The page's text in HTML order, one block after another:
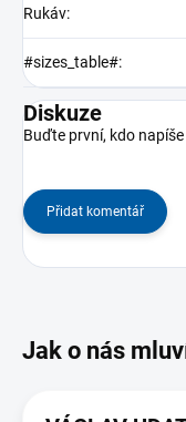
Rukáv:
#sizes_table#:
Diskuze
Buďte první, kdo
Přidat komentář